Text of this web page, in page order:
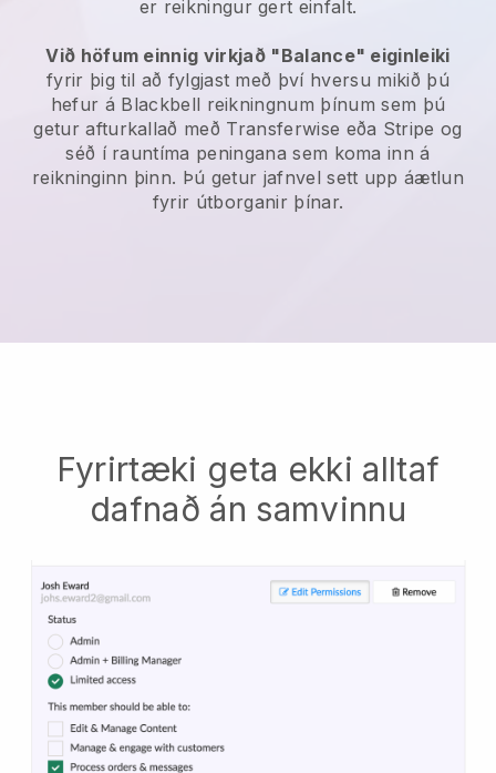
er reikningur gert einfalt.
Við höfum einnig virkjað "Balance" eiginleiki
fyrir þig til að fylgjast með því hversu mikið þú
hefur á Blackbell reikningnum þínum sem þú
getur afturkallað með Transferwise eða Stripe og
séð í rauntíma peningana sem koma inn á
reikninginn þinn. Þú getur jafnvel sett upp áætlun
fyrir útborganir þínar.
Fyrirtæki geta ekki alltaf
dafnað án samvinnu